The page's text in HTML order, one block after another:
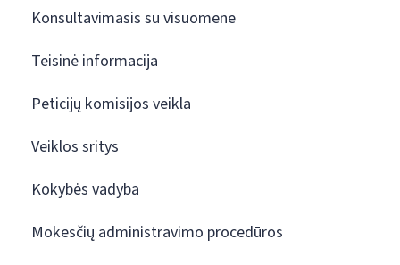
Konsultavimasis su visuomene
Teisinė informacija
Peticijų komisijos veikla
Veiklos sritys
Kokybės vadyba
Mokesčių administravimo procedūros